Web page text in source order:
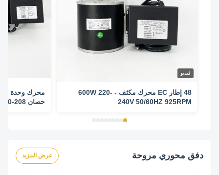
فيديو
48 إطار EC محرك مكثف - 600W 220-
240V 50/60HZ 925RPM
دفق محوري مروحة عرض المزيد